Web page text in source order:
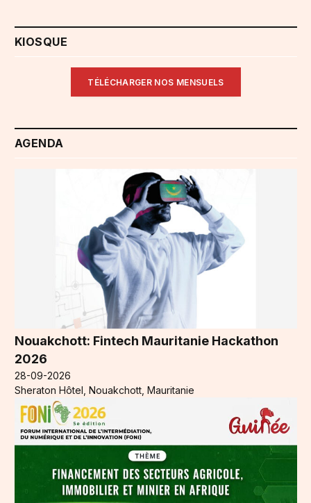
KIOSQUE
TÉLÉCHARGER NOS MENSUELS
AGENDA
Nouakchott: Fintech Mauritanie Hackathon
2026
28-09-2026
Sheraton Hôtel, Nouakchott, Mauritanie